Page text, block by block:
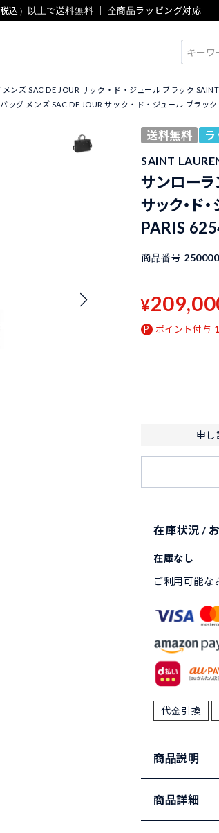
込）以上で送料無料 ｜ 全商品ラッピング対応
ンズ SAC DE JOUR サック・ド・ジュール ブラック
ッグ メンズ SAC DE JOUR サック・ド・ジュール ブラッ
送料無料
SAINT
サンローラ
サック・ド
PARIS
商品番号
¥
ポイント付与
申し
在庫状況 /
在庫なし
ご利用可能な
代金引換
商品説明
商品詳細